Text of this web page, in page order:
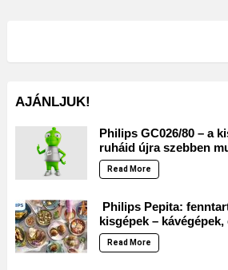
AJÁNLJUK!
Philips GC026/80 – a
ruháid újra szebben
Read More
Philips Pepita:
kisgépek –
Read More